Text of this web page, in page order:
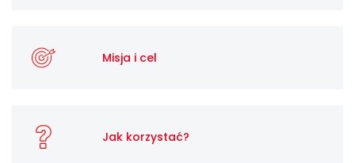
Misja i cel
Jak korzystać?